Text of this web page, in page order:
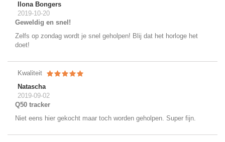
Ilona Bongers
2019-10-20
Geweldig en snel!
Zelfs op zondag wordt je snel geholpen! Blij dat het horloge het
doet!
Kwaliteit
Natascha
2019-09-02
Q50 tracker
Niet eens hier gekocht maar toch worden geholpen. Super fijn.